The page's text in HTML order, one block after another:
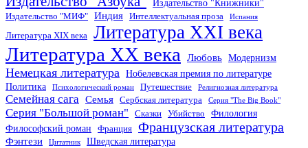
Издательство "Книжники"
Издательство "МИФ" Индия Интеллектуальная проза Испания
Литература XIX века Литература XXI века
Литература XX века Любовь Модернизм
Немецкая литература Нобелевская премия по литературе
Политика
Психологический роман Путешествие Религиозная литература
Семейная сага Семья Сербская литература Серия "The Big Book"
Серия "Большой роман" Сказки Убийство
Филология
Философский роман
Франция Французская литература
Фэнтези Цитатник Шведская литература